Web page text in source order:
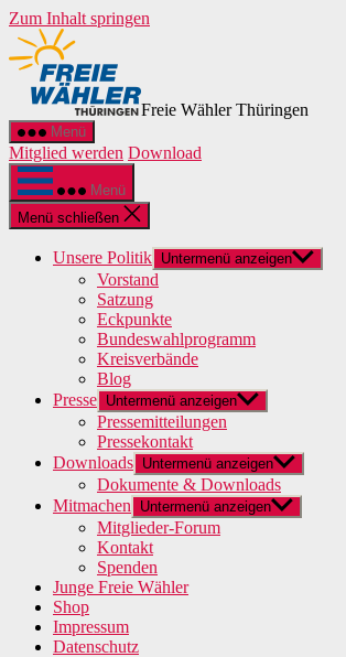
Zum Inhalt springen
Freie Wähler Thüringen
Menü
Mitglied werden Download
Menü
Menü schließen
Unsere Politik Untermenü anzeigen
Vorstand
Satzung
Eckpunkte
Bundeswahlprogramm
Kreisverbände
Blog
Presse Untermenü anzeigen
Pressemitteilungen
Pressekontakt
Downloads Untermenü anzeigen
Dokumente & Downloads
Mitmachen
Untermenü anzeigen
Mitglieder-Forum
Kontakt
Spenden
Junge Freie Wähler
Shop
Impressum
Datenschutz